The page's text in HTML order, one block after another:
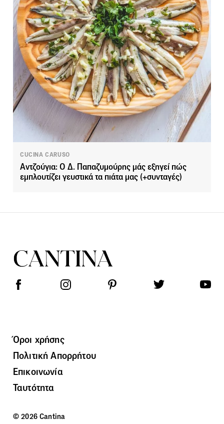
CUCINA CARUSO
Αντζούγια: Ο Δ. Παπαζυμούρης μάς εξηγεί πώς
εμπλουτίζει γευστικά τα πιάτα μας (+συνταγές)
Όροι χρήσης
Πολιτική Απορρήτου
Επικοινωνία
Ταυτότητα
© 2026 Cantina